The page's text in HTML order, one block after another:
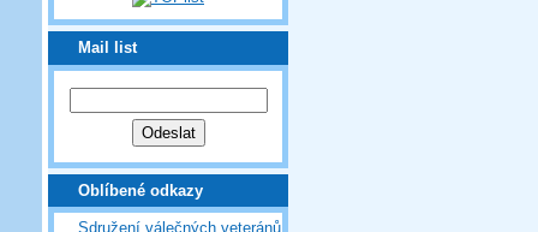
Mail list
Oblíbené odkazy
Sdružení válečných veteránů